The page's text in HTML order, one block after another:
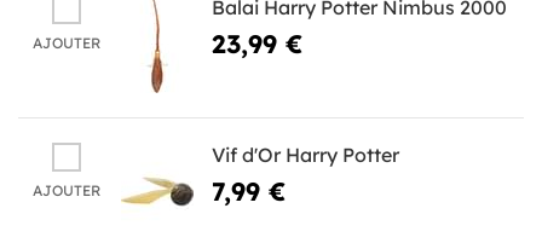
AJOUTER
Balai Harry Potter Nimbus 2000
23,99 €
AJOUTER
Vif d'Or Harry Potter
7,99 €